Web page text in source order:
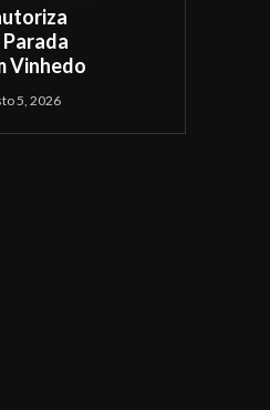
Vinhedo
5, 2026